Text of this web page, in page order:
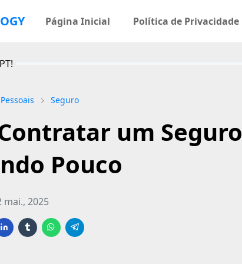
Página Inicial Política de Privacidade
Seguro
um Seguro
Pouco
mai., 2025